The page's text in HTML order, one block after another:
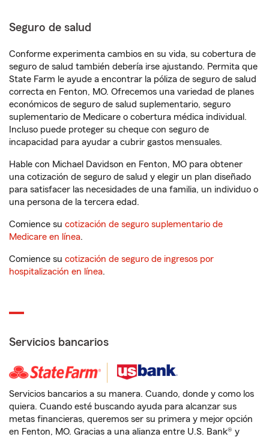
Seguro de salud
Conforme experimenta cambios en su vida, su cobertura de
seguro de salud también debería irse ajustando. Permita que
State Farm le ayude a encontrar la póliza de seguro de salud
correcta en Fenton, MO. Ofrecemos una variedad de planes
económicos de seguro de salud suplementario, seguro
suplementario de Medicare o cobertura médica individual.
Incluso puede proteger su cheque con seguro de
incapacidad para ayudar a cubrir gastos mensuales.
Hable con Michael Davidson en Fenton, MO para obtener
una cotización de seguro de salud y elegir un plan diseñado
para satisfacer las necesidades de una familia, un individuo o
una persona de la tercera edad.
Comience su cotización de seguro suplementario de
Medicare en línea.
Comience su cotización de seguro de ingresos por
hospitalización en línea.
Servicios bancarios
Servicios bancarios a su manera. Cuando, donde y como los
quiera. Cuando esté buscando ayuda para alcanzar sus
metas financieras, queremos ser su primera y mejor opción
en Fenton, MO. Gracias a una alianza entre U.S. Bank® y